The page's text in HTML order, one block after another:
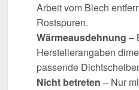
Arbeit vom Blech
Rostspuren.
Wärmeausdehnung –
Herstellerangaben
passende
Nicht betreten – Nur